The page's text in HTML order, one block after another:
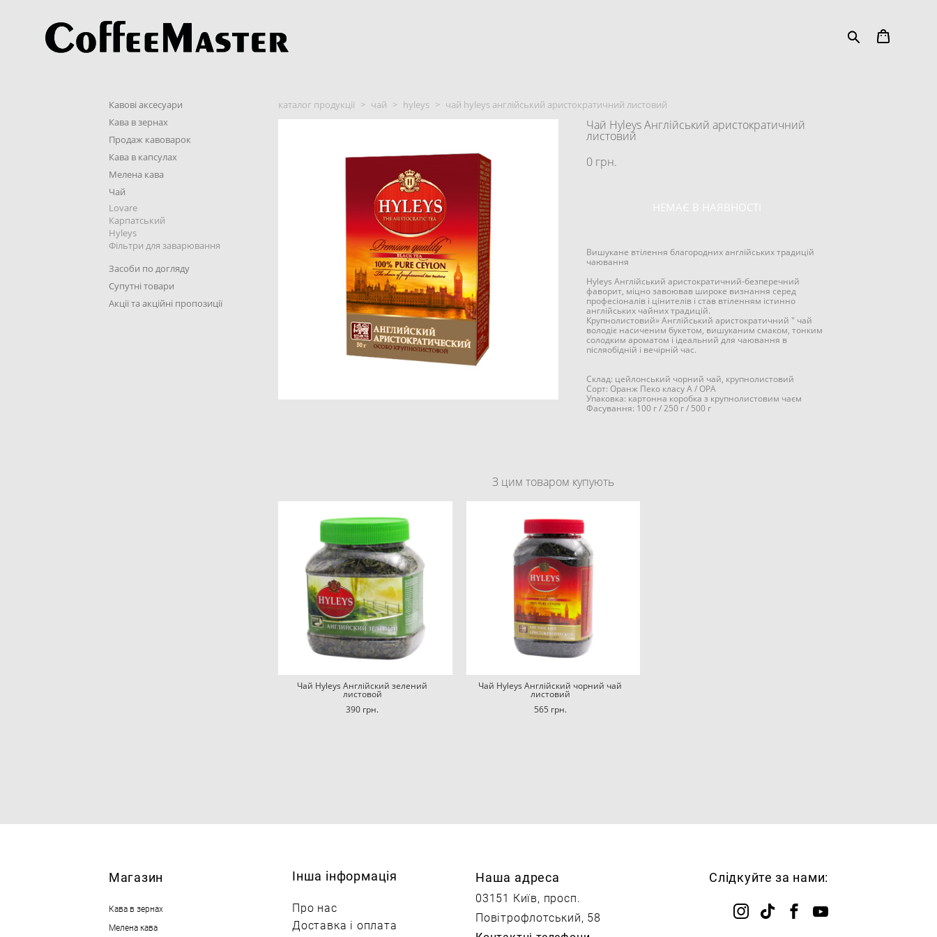
Кавові аксесуари
Кава в зернах
Продаж кавоварок
Кава в капсулах
Мелена кава
Чай
Lovare
Карпатський
Hyleys
Фільтри для заварювання
Засоби по догляду
Супутні товари
Акції та акційні пропозиції
каталог продукції > чай > hyleys > чай hyleys англійський аристократичний листовий
Чай Hyleys Англійський аристократичний
листовий
0 грн.
НЕМАЄ В НАЯВНОСТІ
Вишукане втілення благородних англійських традицій
чаювання
Hyleys Англійський аристократичний-безперечний
фаворит, міцно завоював широке визнання серед
професіоналів і цінителів і став втіленням істинно
англійських чайних традицій.
Крупнолистовий» Англійський аристократичний " чай
володіє насиченим букетом, вишуканим смаком, тонким
солодким ароматом і ідеальний для чаювання в
післяобідній і вечірній час.
Склад: цейлонський чорний чай, крупнолистовий
Сорт: Оранж Пеко класу А / OPA
Упаковка: картонна коробка з крупнолистовим чаєм
Фасування: 100 г / 250 г / 500 г
З цим товаром купують
Чай Hyleys Англійский зелений
листовой
390 грн.
Чай Hyleys Англійский чорний чай
листовий
565 грн.
Магазин
Кава в зернах
Мелена кава
Інша інформація
Про нас
Доставка і оплата
Наша адреса
03151 Київ, просп.
Повітрофлотський, 58
Слідкуйте за нами: